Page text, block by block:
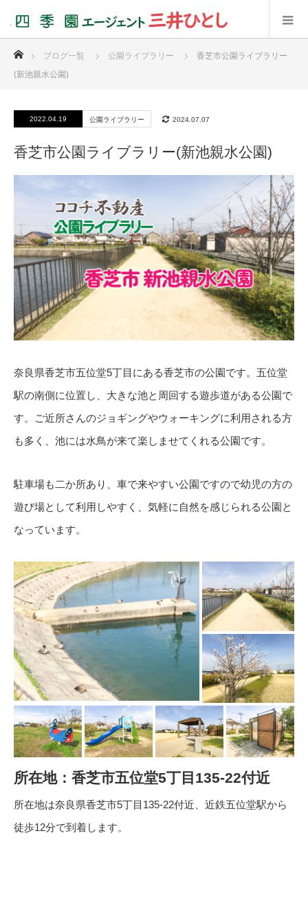
ブログ一覧 公園ライブラリー
香芝市公園ライブラリー
(新池親水公園)
2022.04.19 公園ライブラリー 2024.07.07
香芝市公園ライブラリー(新池親水公園)
奈良県香芝市五位堂5丁目にある香芝市の公園です。五位堂
駅の南側に位置し、大きな池と周回する遊歩道がある公園で
す。ご近所さんのジョギングやウォーキングに利用される方
も多く、池には水鳥が来て楽しませてくれる公園です。
駐車場も二か所あり、車で来やすい公園ですので幼児の方の
遊び場として利用しやすく、気軽に自然を感じられる公園と
なっています。
所在地：香芝市五位堂5丁目135-22付近
所在地は奈良県香芝市5丁目135-22付近、近鉄五位堂駅から
徒歩12分で到着します。